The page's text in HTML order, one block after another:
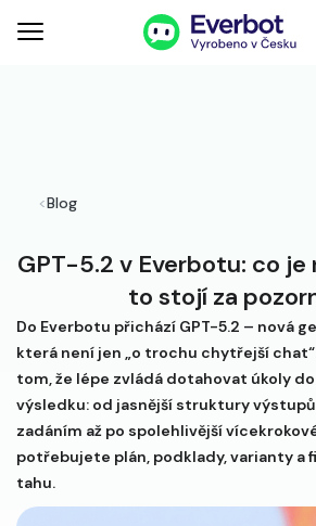
<Blog
GPT-5.2 v Everbotu: co je
to stojí za
Do Everbotu přichází GPT-5.2 – nová
která není jen „o trochu chytřejší
tom, že lépe zvládá dotahovat úkoly
výsledku: od jasnější struktury
zadáním až po spolehlivější
potřebujete plán, podklady, varianty a
tahu.